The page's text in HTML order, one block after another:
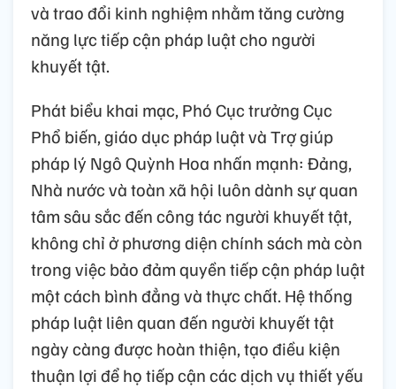
và trao đổi kinh nghiệm nhằm tăng cường
năng lực tiếp cận pháp luật cho người
khuyết tật.
Phát biểu khai mạc, Phó Cục trưởng Cục
Phổ biến, giáo dục pháp luật và Trợ giúp
pháp lý Ngô Quỳnh Hoa nhấn mạnh: Đảng,
Nhà nước và toàn xã hội luôn dành sự quan
tâm sâu sắc đến công tác người khuyết tật,
không chỉ ở phương diện chính sách mà còn
trong việc bảo đảm quyền tiếp cận pháp luật
một cách bình đẳng và thực chất. Hệ thống
pháp luật liên quan đến người khuyết tật
ngày càng được hoàn thiện, tạo điều kiện
thuận lợi để họ tiếp cận các dịch vụ thiết yếu